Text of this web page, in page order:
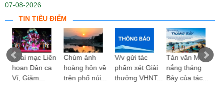
07-08-2026
TIN TIÊU ĐIỂM
Khai mạc Liên
hoan Dân ca
Ví, Giặm...
Chùm ảnh
hoàng hôn về
trên phố núi...
V/v gửi tác
phẩm xét Giải
thưởng VHNT...
Tản văn Mùa
nắng tháng
Bảy của tác...